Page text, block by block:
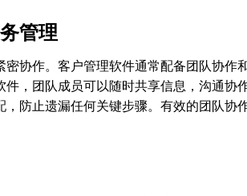
管理
协作。客户管理软件通常配备团队协作
，团队成员可以随时共享信息，沟通协
防止遗漏任何关键步骤。有效的团队协